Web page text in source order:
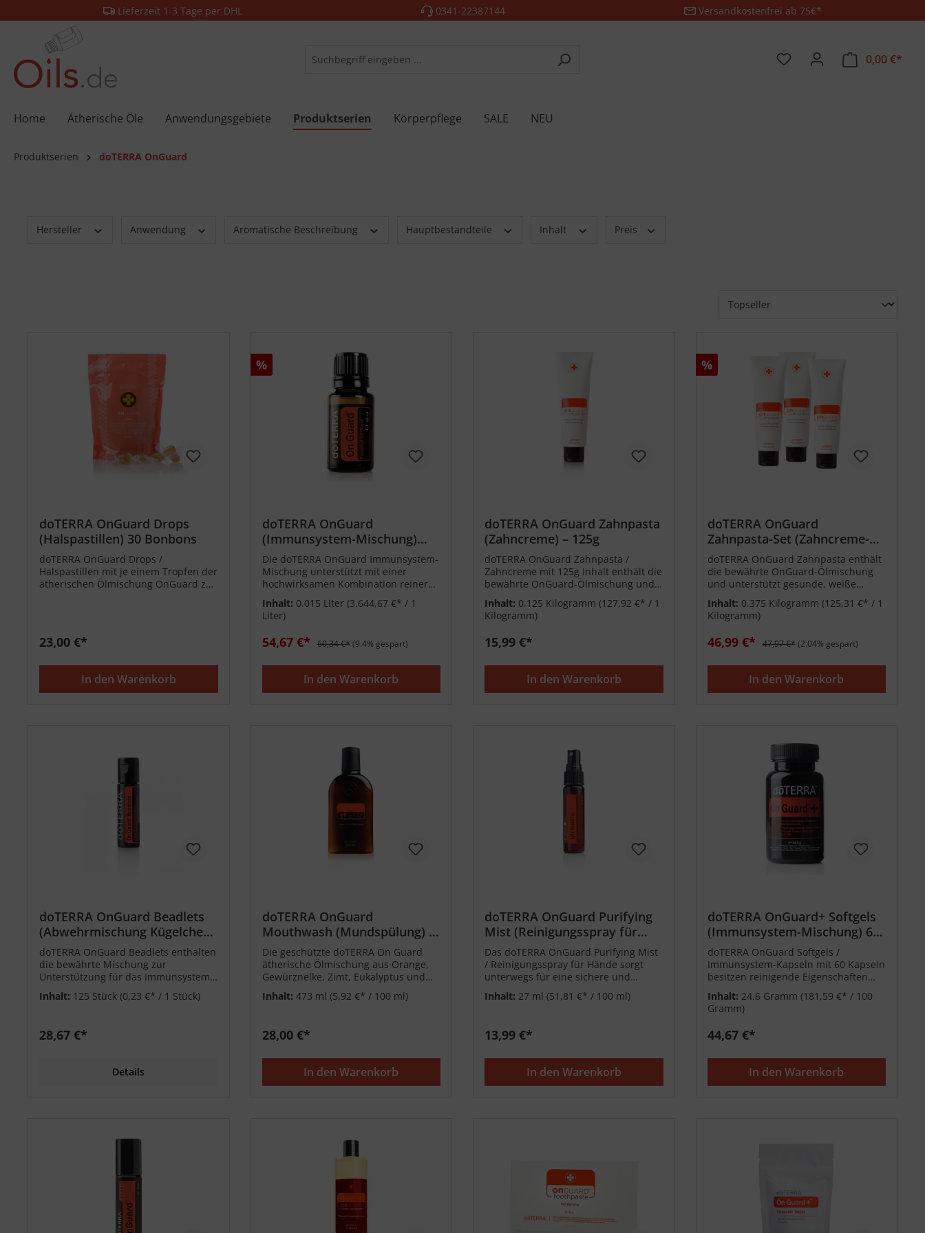
Zur Hauptnavigation springen
Lieferzeit 1-3 Tage per DHL 0341-22387144 Versandkostenfrei ab 75€*
0,00 €*
Home Ätherische Öle Anwendungsgebiete Produktserien Körperpflege SALE NEU
Produktserien doTERRA OnGuard
Hersteller Anwendung Aromatische Beschreibung Hauptbestandteile Inhalt Preis
doTERRA OnGuard Drops
(Halspastillen) 30 Bonbons
doTERRA OnGuard Drops /
Halspastillen mit je einem Tropfen der
ätherischen Ölmischung OnGuard zur
23,00 €*
In den Warenkorb
%
doTERRA OnGuard
(Immunsystem-Mischung)
15ml
Die doTERRA OnGuard Immunsystem-
Mischung unterstützt mit einer
hochwirksamen Kombination reiner
ätherischer Öle diese gesunde
Funktion des Immunsystems.
Inhalt: 0.015 Liter (3.644,67 €* / 1
Liter)
54,67 €* 60,34 €* (9.4% gespart)
In den Warenkorb
doTERRA OnGuard Zahnpasta
(Zahncreme) – 125g
doTERRA OnGuard Zahnpasta /
Zahncreme mit 125g Inhalt enthält die
bewährte OnGuard-Ölmischung und
unterstützt gesunde weiße Zähne.
Inhalt: 0.125 Kilogramm (127,92 €* / 1
Kilogramm)
15,99 €*
In den Warenkorb
%
doTERRA OnGuard
Zahnpasta-Set (Zahncreme-
Set) 3x 125g
doTERRA OnGuard Zahnpasta enthält
die bewährte OnGuard-Ölmischung
und unterstützt gesunde, weiße
Zähne. Hier im praktischen 3er-Set
erhältlich.
Inhalt: 0.375 Kilogramm (125,31 €* / 1
Kilogramm)
46,99 €* 47,97 €* (2.04% gespart)
In den Warenkorb
doTERRA OnGuard Beadlets
(Abwehrmischung Kügelchen)
125 Stk.
doTERRA OnGuard Beadlets enthalten
die bewährte Mischung zur
Unterstützung für das Immunsystem.
Inhalt: 125 Kügelchen
Inhalt: 125 Stück (0,23 €* / 1 Stück)
28,67 €*
Details
doTERRA OnGuard
Mouthwash (Mundspülung) -
473ml
Die geschützte doTERRA On Guard
ätherische Ölmischung aus Orange,
Gewürznelke, Zimt, Eukalyptus und
Rosmarin reinigt und beruhigt den
Mundraum.
Inhalt: 473 ml (5,92 €* / 100 ml)
28,00 €*
In den Warenkorb
doTERRA OnGuard Purifying
Mist (Reinigungsspray für
Hände) 27ml
Das doTERRA OnGuard Purifying Mist
/ Reinigungsspray für Hände sorgt
unterwegs für eine sichere und
schnelle Reinigung der Hände.
Inhalt: 27 ml (51,81 €* / 100 ml)
13,99 €*
In den Warenkorb
doTERRA OnGuard+ Softgels
(Immunsystem-Mischung) 60
Kapseln
doTERRA OnGuard Softgels /
Immunsystem-Kapseln mit 60 Kapseln
besitzen reinigende Eigenschaften
und unterstützen ein gesundes
Immunsystem.
Inhalt: 24.6 Gramm (181,59 €* / 100
Gramm)
44,67 €*
In den Warenkorb